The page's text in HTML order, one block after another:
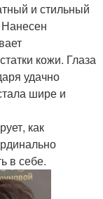
и стильный
кожи. Глаза
удачно
шире и
как
в себе.